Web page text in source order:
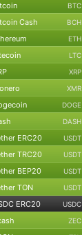
BTC
Cash BCH
ETH
LTC
XRP
XMR
DOGE
DASH
ERC20 USDT
TRC20 USDT
BEP20 USDT
TON USDT
ERC20 USDC
ZEC